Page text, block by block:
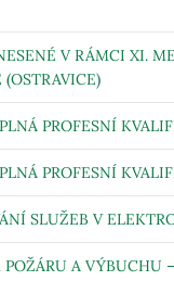
V RÁMCI XI.
PROFESNÍ
PROFESNÍ
SLUŽEB V
POŽÁRU A